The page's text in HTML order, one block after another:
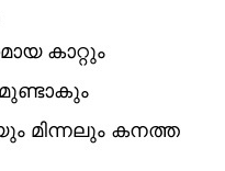
കാറ്റും
മിന്നലും കനത്ത